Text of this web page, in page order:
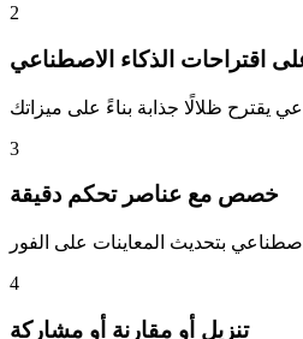
2
اقتراحات الذكاء الاصطناعي
3
خصص مع عناصر تحكم دقيقة
4
تنزيل أو مقارنة أو مشاركة